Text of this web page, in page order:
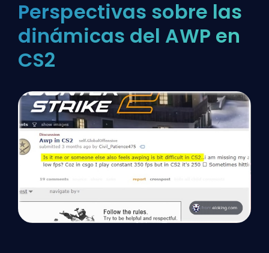
Perspectivas sobre las
dinámicas del AWP en
CS2